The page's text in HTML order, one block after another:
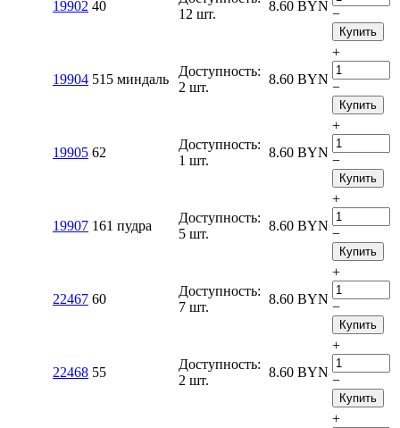
19902 40
12 шт.
8.60 BYN
−
Купить
19904 515 миндаль
Доступность:
2 шт.
8.60 BYN
+
−
Купить
19905 62
Доступность:
1 шт.
8.60 BYN
+
−
Купить
19907 161 пудра
Доступность:
5 шт.
8.60 BYN
+
−
Купить
22467 60
Доступность:
7 шт.
8.60 BYN
+
−
Купить
22468 55
Доступность:
2 шт.
8.60 BYN
+
−
Купить
+